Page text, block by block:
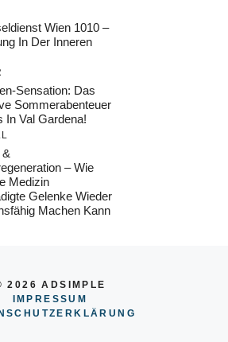
Wien 1010 –
In Der Inneren
Sensation: Das
Sommerabenteuer
In Val Gardena!
– Wie
Medizin
Gelenke Wieder
Machen Kann
2026 ADSIMPLE
IMPRESSUM